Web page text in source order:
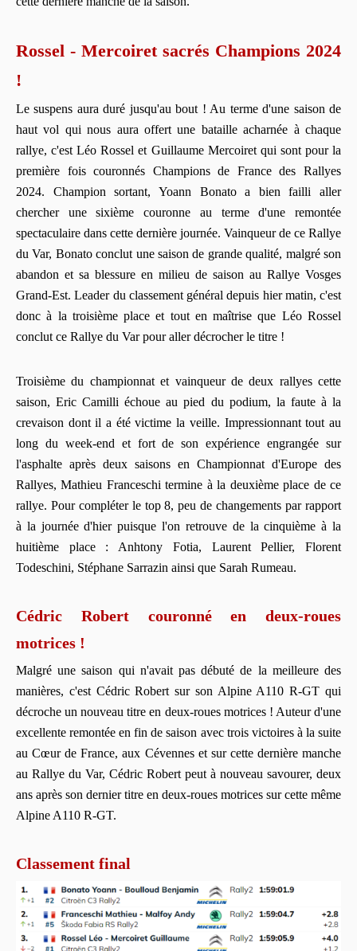
Rossel - Mercoiret sacrés Champions 2024
!
Le suspens aura duré jusqu'au bout ! Au terme d'une saison de
haut vol qui nous aura offert une bataille acharnée à chaque
rallye, c'est Léo Rossel et Guillaume Mercoiret qui sont pour la
première fois couronnés Champions de France des Rallyes
2024. Champion sortant, Yoann Bonato a bien failli aller
chercher une sixième couronne au terme d'une remontée
spectaculaire dans cette dernière journée. Vainqueur de ce Rallye
du Var, Bonato conclut une saison de grande qualité, malgré son
abandon et sa blessure en milieu de saison au Rallye Vosges
Grand-Est. Leader du classement général depuis hier matin, c'est
donc à la troisième place et tout en maîtrise que Léo Rossel
conclut ce Rallye du Var pour aller décrocher le titre !
Troisième du championnat et vainqueur de deux rallyes cette
saison, Eric Camilli échoue au pied du podium, la faute à la
crevaison dont il a été victime la veille. Impressionnant tout au
long du week-end et fort de son expérience engrangée sur
l'asphalte après deux saisons en Championnat d'Europe des
Rallyes, Mathieu Franceschi termine à la deuxième place de ce
rallye. Pour compléter le top 8, peu de changements par rapport
à la journée d'hier puisque l'on retrouve de la cinquième à la
huitième place : Anhtony Fotia, Laurent Pellier, Florent
Todeschini, Stéphane Sarrazin ainsi que Sarah Rumeau.
Cédric Robert couronné en deux-roues
motrices !
Malgré une saison qui n'avait pas débuté de la meilleure des
manières, c'est Cédric Robert sur son Alpine A110 R-GT qui
décroche un nouveau titre en deux-roues motrices ! Auteur d'une
excellente remontée en fin de saison avec trois victoires à la suite
au Cœur de France, aux Cévennes et sur cette dernière manche
au Rallye du Var, Cédric Robert peut à nouveau savourer, deux
ans après son dernier titre en deux-roues motrices sur cette même
Alpine A110 R-GT.
Classement final